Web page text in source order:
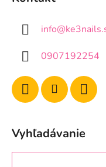
info@
0907192254
Vyhľadávanie